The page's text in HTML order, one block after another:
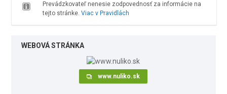
Prevádzkovateľ nenesie zodpovednosť za informácie na
tejto stránke. Viac v Pravidlách
WEBOVÁ STRÁNKA
www.nuliko.sk